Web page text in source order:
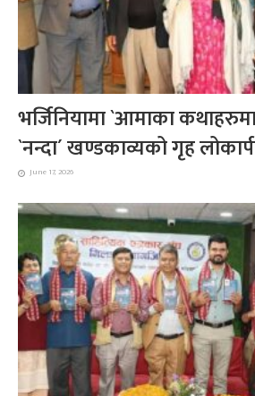
भर्जिनियामा `आमाका
`नन्दा´ खण्डकाव्यको गृह
June 17, 2026